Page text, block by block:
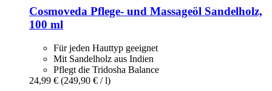
Cosmoveda Pflege-​ und Massageöl Sandelholz,
100 ml
Für jeden Hauttyp geeignet
Mit Sandelholz aus Indien
Pflegt die Tridosha Balance
24,99 € (249,90 € / l)